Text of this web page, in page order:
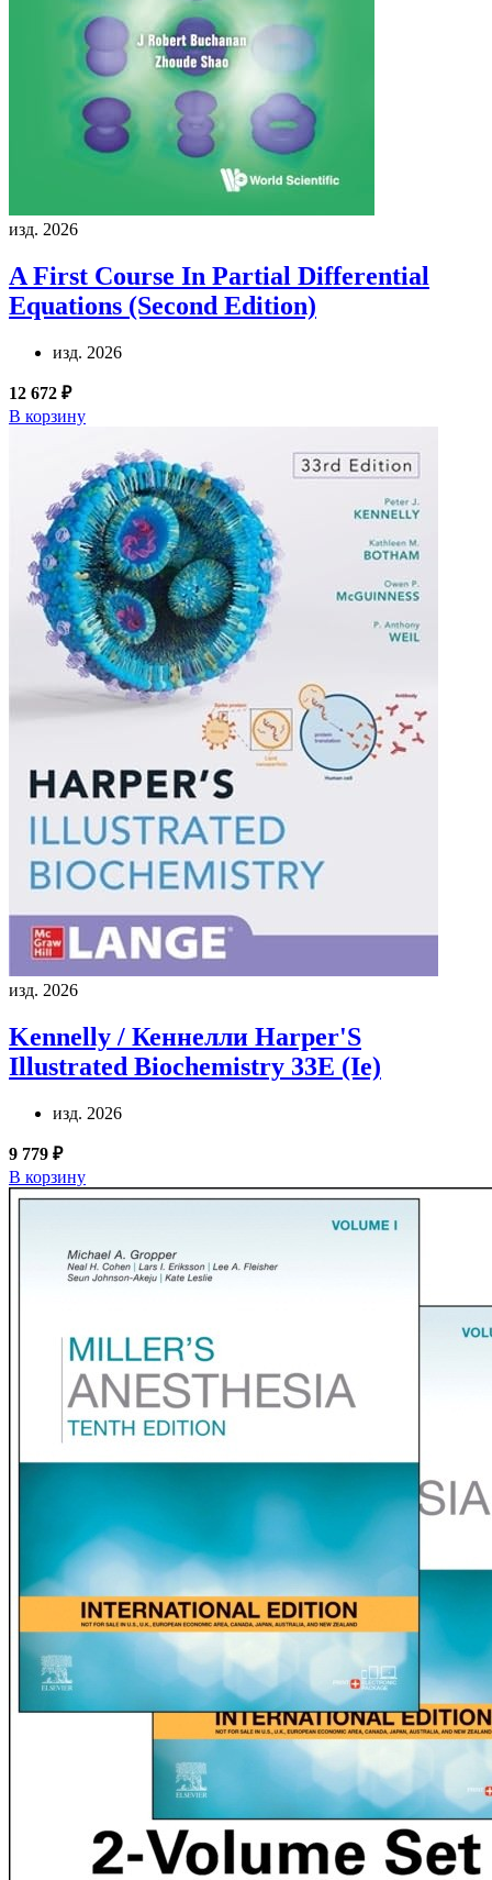
изд. 2026
A First Course In Partial Differential
Equations (Second Edition)
изд. 2026
12 672 ₽
В корзину
изд. 2026
Kennelly / Кеннелли Harper'S
Illustrated Biochemistry 33E (Ie)
изд. 2026
9 779 ₽
В корзину